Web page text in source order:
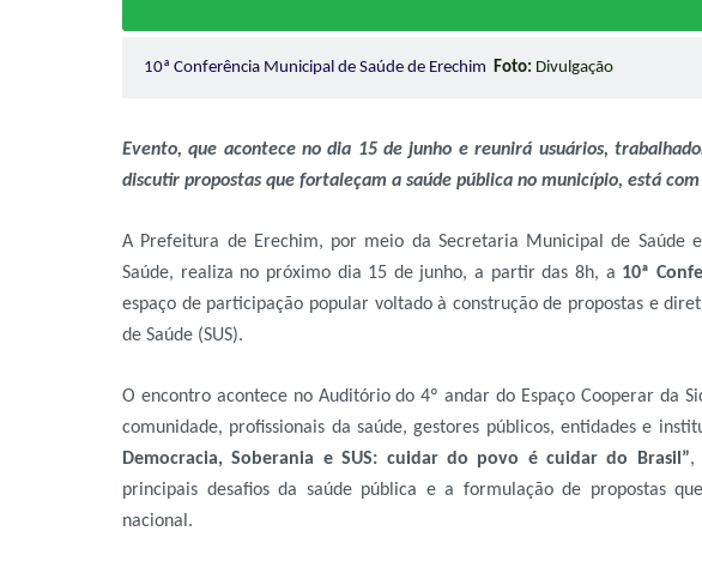
10ª Conferência Municipal de Saúde de Erechim Foto: Divulgação
Evento,que acontece no dia 15 de junho e reunirá usuários,
discutir propostas que fortaleçam a saúde pública no município, está
A Prefeitura de Erechim, por meio da Secretaria Municipal de Saúde
Saúde, realiza no próximo dia 15 de junho, a partir das 8h, a 10ª
espaço de participação popular voltado à construção de propostas e
de Saúde (SUS).
O encontro acontece no Auditório do 4º andar do Espaço Cooperar da
comunidade, profissionais da saúde, gestores públicos, entidades e
Democracia, Soberania e SUS: cuidar do povo é cuidar do Brasil”,
principais desafios da saúde pública e a formulação de propostas
nacional.